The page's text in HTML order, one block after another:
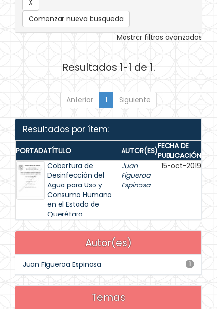
Comenzar nueva busqueda
Mostrar filtros avanzados
Resultados 1-1 de 1.
Anterior 1 Siguiente
Resultados por ítem:
PORTADATÍTULO AUTOR(ES)FECHA DE
PUBLICACIÓN
Cobertura de
Desinfección del
Agua para Uso y
Consumo Humano
en el Estado de
Querétaro.
Juan
Figueroa
Espinosa
15-oct-2019
Autor(es)
1
Juan Figueroa Espinosa
Temas